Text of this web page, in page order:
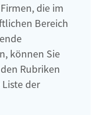
die im
Bereich
können Sie
Rubriken
der